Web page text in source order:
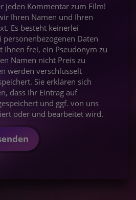
jeden Kommentar zum Film!
Ihren Namen und Ihren
Es besteht keinerlei
Daten
Ihnen frei, ein Pseudonym zu
Namen nicht Preis zu
werden verschlüsselt
Sie erklären sich
dass Ihr Eintrag auf
und ggf. von uns
oder und bearbeitet wird.